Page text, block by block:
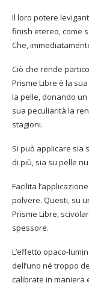
Il loro potere
finish etereo, come
Che,
Ciò che rende
Prisme Libre è la
la pelle, donando
sua peculiarità la
stagioni.
Si può applicare sia
di più, sia su pelle
Facilita
polvere. Questi, su
Prisme Libre,
spessore.
L’effetto opaco-
dell’uno né troppo
calibrate in maniera